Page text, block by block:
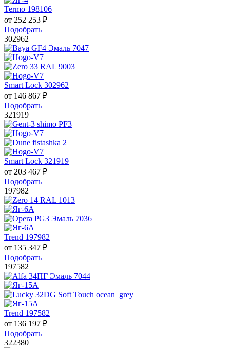
Termo 198106
от 252 253 ₽
Подобрать
302962
Smart Lock 302962
от 146 867 ₽
Подобрать
321919
Smart Lock 321919
от 203 467 ₽
Подобрать
197982
Trend 197982
от 135 347 ₽
Подобрать
197582
Trend 197582
от 136 197 ₽
Подобрать
322380